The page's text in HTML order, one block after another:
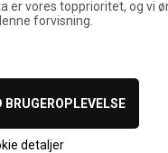
er vores topprioritet, og vi
forvisning.
detaljer